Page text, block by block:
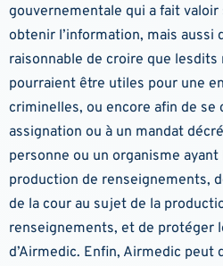
gouvernementale qui a fait
obtenir l’information, mais aussi
raisonnable de croire que
pourraient être utiles pour une
criminelles, ou encore afin de se
assignation ou à un mandat
personne ou un organisme ayant
production de renseignements,
de la cour au sujet de la
renseignements, et de protéger
d’Airmedic. Enfin, Airmedic peut